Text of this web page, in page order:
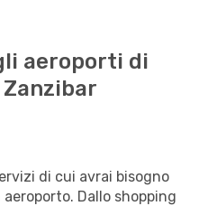
aeroporti di
di cui avrai bisogno
Dallo shopping